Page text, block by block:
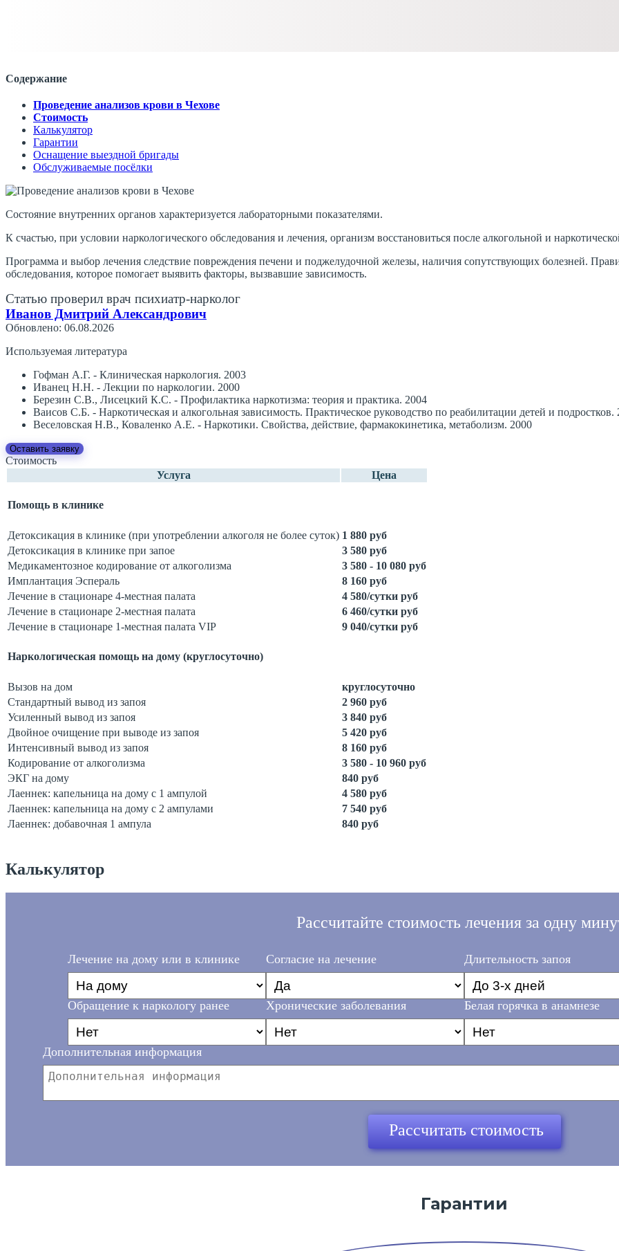
Содержание
Проведение анализов крови в Чехове
Стоимость
Калькулятор
Гарантии
Оснащение выездной бригады
Обслуживаемые посёлки
Состояние внутренних органов характеризуется лабораторными показателями.
К счастью, при условии наркологического обследования и лечения, организм восстановиться после алкогольной и
Программа и выбор лечения следствие повреждения печени и поджелудочной железы, наличия сопутствующих болезней.
обследования, которое помогает выявить факторы, вызвавшие зависимость.
Статью проверил врач психиатр-нарколог
Иванов Дмитрий Александрович
Обновлено: 06.08.2026
Используемая литература
Гофман А.Г. - Клиническая наркология. 2003
Иванец Н.Н. - Лекции по наркологии. 2000
Березин С.В., Лисецкий К.С. - Профилактика наркотизма: теория и практика. 2004
Ваисов С.Б. - Наркотическая и алкогольная зависимость. Практическое руководство по реабилитации детей и подростков.
Веселовская Н.В., Коваленко А.Е. - Наркотики. Свойства, действие, фармакокинетика, метаболизм. 2000
Оставить заявку
Стоимость
Услуга
Цена
Помощь в клинике
Детоксикация в клинике (при употреблении алкоголя не более суток) 1 880 руб
Детоксикация в клинике при запое
3 580 руб
Медикаментозное кодирование от алкоголизма
3 580 - 10 080 руб
Имплантация Эспераль
8 160 руб
Лечение в стационаре 4-местная палата
4 580/сутки руб
Лечение в стационаре 2-местная палата
6 460/сутки руб
Лечение в стационаре 1-местная палата VIP
9 040/сутки руб
Наркологическая помощь на дому (круглосуточно)
Вызов на дом
круглосуточно
Стандартный вывод из запоя
2 960 руб
Усиленный вывод из запоя
3 840 руб
Двойное очищение при выводе из запоя
5 420 руб
Интенсивный вывод из запоя
8 160 руб
Кодирование от алкоголизма
3 580 - 10 960 руб
ЭКГ на дому
840 руб
Лаеннек: капельница на дому с 1 ампулой
4 580 руб
Лаеннек: капельница на дому с 2 ампулами
7 540 руб
Лаеннек: добавочная 1 ампула
840 руб
Калькулятор
Рассчитайте стоимость лечения за одну
Лечение на дому или в клинике Согласие на лечение Длительность запоя
Обращение к наркологу ранее Хронические заболевания Белая горячка в анамнезе
Дополнительная информация
Рассчитать стоимость
Гарантии